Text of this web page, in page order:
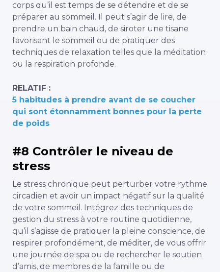
corps qu’il est temps de se détendre et de se
préparer au sommeil. Il peut s’agir de lire, de
prendre un bain chaud, de siroter une tisane
favorisant le sommeil ou de pratiquer des
techniques de relaxation telles que la méditation
ou la respiration profonde.
RELATIF :
5 habitudes à prendre avant de se coucher
qui sont étonnamment bonnes pour la perte
de poids
#8 Contrôler le niveau de
stress
Le stress chronique peut perturber votre rythme
circadien et avoir un impact négatif sur la qualité
de votre sommeil. Intégrez des techniques de
gestion du stress à votre routine quotidienne,
qu’il s’agisse de pratiquer la pleine conscience, de
respirer profondément, de méditer, de vous offrir
une journée de spa ou de rechercher le soutien
d’amis, de membres de la famille ou de